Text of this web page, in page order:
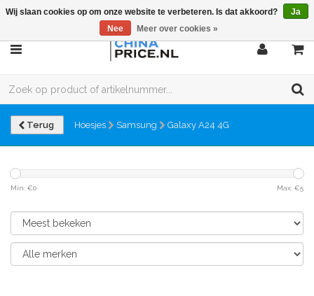
Terug Hoesjes Samsung Galaxy A24 4G
Min: €0 Max: €5
Wij slaan cookies op om onze website te verbeteren. Is dat akkoord?
Ja
Nee
Meer over cookies »